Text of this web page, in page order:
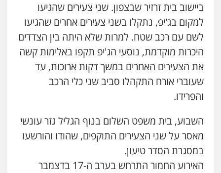
אייל בן שושן, עורך דין פלילי
פלילי מעצרים וחקירות פשיעה חמורה
נוער רישום פלילי
0522763105
עו"ד שלומי שרון
פלילי צבאי מעצרים וחקירות
עו"ד אלון קריטי
אלימות
0525544654
ביישוב בית זרזיר שבצפון. שני צעירים שהגיעו
למקום בג'יפ, נתקלו בשני צעירים אחרים שהגיעו
לשם עם רכב שטח. למרות שלא היתה בין הצדדים
היכרות מוקדמת, נוסעי הג'יפ תקפו באלימות קשה
את הצעירים האחרים במשך דקות ארוכות, עד
שעוברי אורח התקהלו סביב שני כלי הרכב
והפרידו.
השבוע, בית משפט השלום בנוף הגליל גזר עונשי
מאסר על שני הצעירים התוקפים, שהודו והורשעו
במסגרת הסדר טיעון.
האירוע החמור התרחש בערב ה-17 בדצמבר